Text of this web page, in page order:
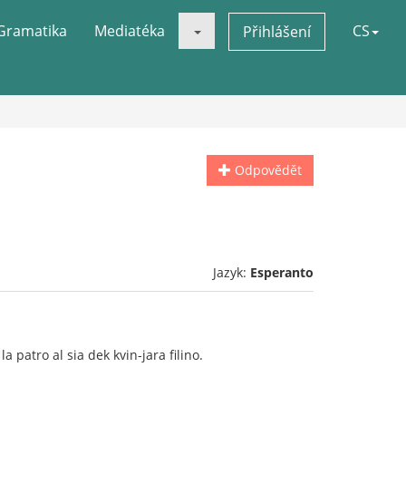
Mediatéka Přihlášení CS
Odpovědět
Jazyk: Esperanto
patro al sia dek kvin-jara filino.